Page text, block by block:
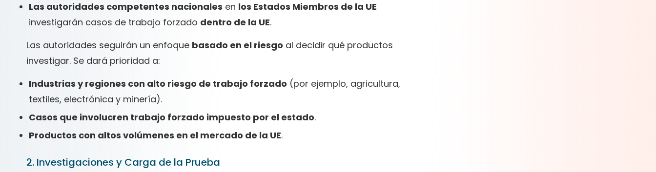
Las autoridades competentes nacionales en los Estados Miembros de la UE
investigarán casos de trabajo forzado dentro de la UE.
Las autoridades seguirán un enfoque basado en el riesgo al decidir qué productos
investigar. Se dará prioridad a:
Industrias y regiones con alto riesgo de trabajo forzado (por ejemplo, agricultura,
textiles, electrónica y minería).
Casos que involucren trabajo forzado impuesto por el estado.
Productos con altos volúmenes en el mercado de la UE.
2. Investigaciones y Carga de la Prueba